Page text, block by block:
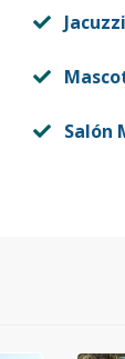
Jacuzzi
Salón